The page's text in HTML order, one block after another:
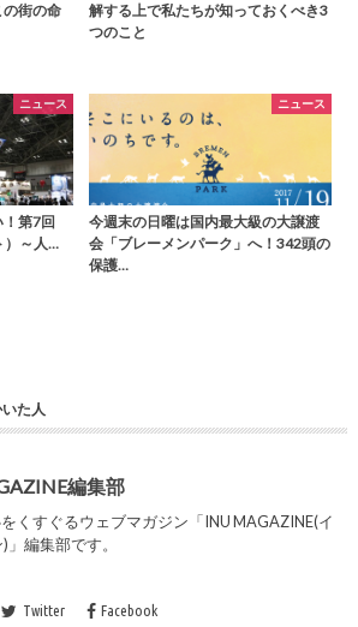
の街の命
解する上で私たちが知っておくべき3
つのこと
ニュース
第7回
）～人…
ニュース
今週末の日曜は国内最大級の大譲渡
会「ブレーメンパーク」へ！342頭の
保護…
た人
編集部
くすぐるウェブマガジン「INU MAGAZINE(イ
」編集部です。
Twitter Facebook